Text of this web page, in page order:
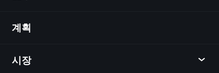
발견
차트
계획
시장